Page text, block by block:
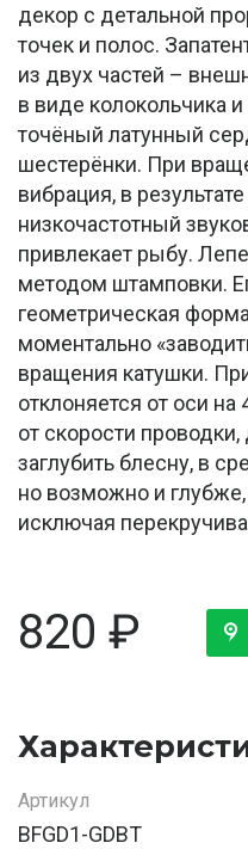
декор с детальной
точек и полос.
из двух частей –
в виде колокольчика
точёный латунный
шестерёнки. При
вибрация, в
низкочастотный
привлекает рыбу.
методом штамповки.
геометрическая
моментально
вращения катушки.
отклоняется от оси на
от скорости
заглубить блесну, в
но возможно и
исключая
820 ₽
Артикул
BFGD1-GDBT